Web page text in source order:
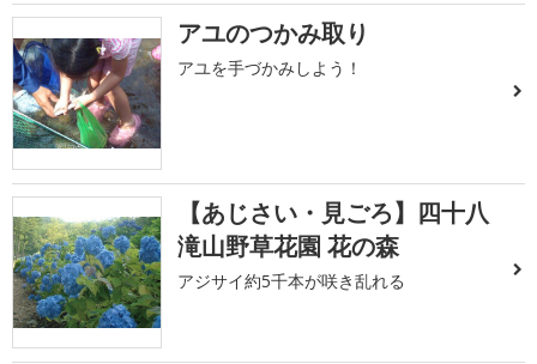
アユのつかみ取り
アユを手づかみしよう！
【あじさい・見ごろ】四十八
滝山野草花園 花の森
アジサイ約5千本が咲き乱れる